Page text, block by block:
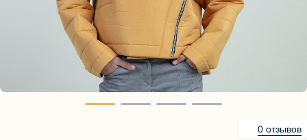
Блузы, толстовки
Пуловеры
0 отзывов